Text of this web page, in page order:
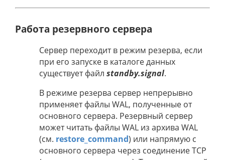
Работа резервного сервера
Сервер переходит в режим резерва, если
при его запуске в каталоге данных
существует файл standby.signal.
В режиме резерва сервер непрерывно
применяет файлы WAL, полученные от
основного сервера. Резервный сервер
может читать файлы WAL из архива WAL
(см. restore_command) или напрямую с
основного сервера через соединение TCP